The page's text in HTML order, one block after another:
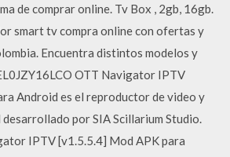
de comprar online. Tv Box , 2gb, 16gb.
smart tv compra online con ofertas y
Encuentra distintos modelos y
OTT Navigator IPTV
Android es el reproductor de video y
por SIA Scillarium Studio.
IPTV [v1.5.5.4] Mod APK para